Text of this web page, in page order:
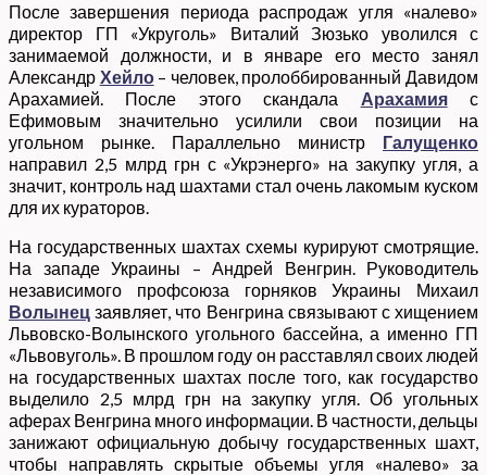
После завершения периода распродаж угля «налево»
директор ГП «Укруголь» Виталий Зюзько уволился с
занимаемой должности, и в январе его место занял
Александр Хейло– человек, пролоббированный Давидом
Арахамией. После этого скандала Арахамияс
Ефимовым значительно усилили свои позиции на
угольном рынке. Параллельно министр Галущенко
направил 2,5 млрд грн с «Укрэнерго» на закупку угля, а
значит, контроль над шахтами стал очень лакомым куском
для их кураторов.
На государственных шахтах схемы курируют смотрящие.
На западе Украины – Андрей Венгрин. Руководитель
независимого профсоюза горняков Украины Михаил
Волынец заявляет, что Венгрина связывают с хищением
Львовско-Волынского угольного бассейна, а именно ГП
«Львовуголь». В прошлом году он расставлял своих людей
на государственных шахтах после того, как государство
выделило 2,5 млрд грн на закупку угля. Об угольных
аферах Венгрина много информации. В частности, дельцы
занижают официальную добычу государственных шахт,
чтобы направлять скрытые объемы угля «налево» за